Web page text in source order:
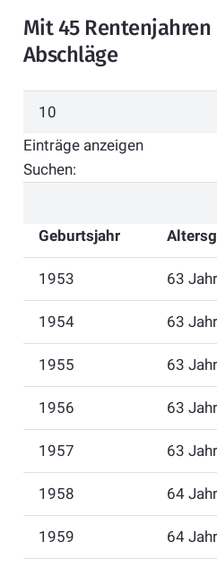
Mit 45
Abschläge
Einträge anzeigen
Suchen:
Geburtsjahr
1953 63
1954 63
1955 63
1956 63
1957 63
1958 64
1959 64